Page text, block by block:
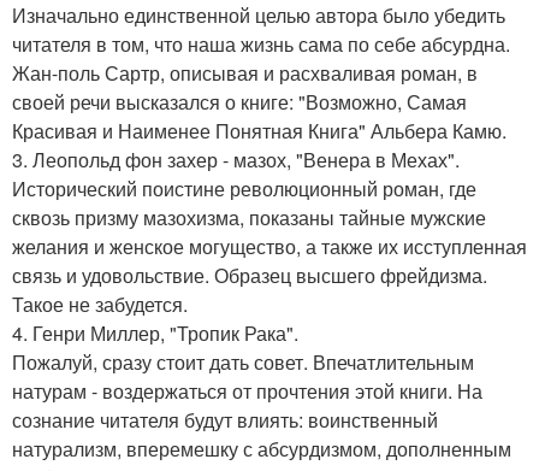
Изначально единственной целью автора было убедить
читателя в том, что наша жизнь сама по себе абсурдна.
Жан-поль Сартр, описывая и расхваливая роман, в
своей речи высказался о книге: "Возможно, Самая
Красивая и Наименее Понятная Книга" Альбера Камю.
3. Леопольд фон захер - мазох, "Венера в Мехах".
Исторический поистине революционный роман, где
сквозь призму мазохизма, показаны тайные мужские
желания и женское могущество, а также их исступленная
связь и удовольствие. Образец высшего фрейдизма.
Такое не забудется.
4. Генри Миллер, "Тропик Рака".
Пожалуй, сразу стоит дать совет. Впечатлительным
натурам - воздержаться от прочтения этой книги. На
сознание читателя будут влиять: воинственный
натурализм, вперемешку с абсурдизмом, дополненным